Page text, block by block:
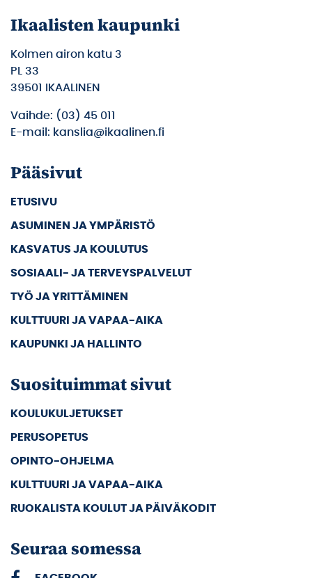
Ikaalisten kaupunki
Kolmen airon katu 3
PL 33
39501 IKAALINEN
Vaihde: (03) 45 011
E-mail: kanslia@ikaalinen.fi
Pääsivut
ETUSIVU
ASUMINEN JA YMPÄRISTÖ
KASVATUS JA KOULUTUS
SOSIAALI- JA TERVEYSPALVELUT
TYÖ JA YRITTÄMINEN
KULTTUURI JA VAPAA-AIKA
KAUPUNKI JA HALLINTO
Suosituimmat sivut
KOULUKULJETUKSET
PERUSOPETUS
OPINTO-OHJELMA
KULTTUURI JA VAPAA-AIKA
RUOKALISTA KOULUT JA PÄIVÄKODIT
Seuraa somessa